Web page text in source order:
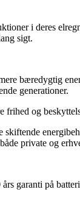
i deres
sigt.
bæredygtig
generationer.
frihed og
skiftende
private og
garanti på